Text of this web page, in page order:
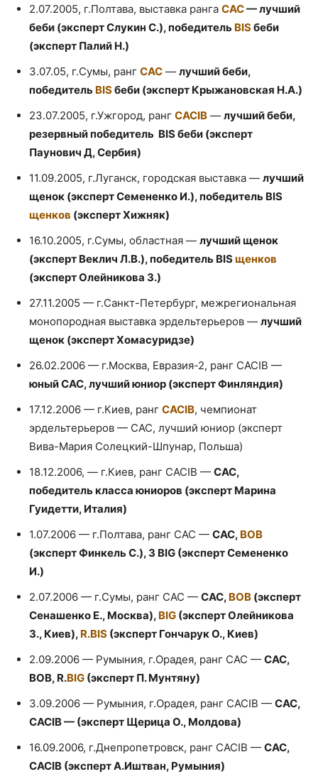
2.07.2005, г.Полтава, выставка ранга САС— лучший
беби (эксперт Слукин С.), победитель BISбеби
(эксперт Палий Н.)
3.07.05, г.Сумы, ранг САС — лучший беби,
победитель BISбеби (эксперт Крыжановская Н.А.)
23.07.2005, г.Ужгород, ранг CACIB — лучший беби,
резервный победитель BIS беби (эксперт
Паунович Д, Сербия)
11.09.2005, г.Луганск, городская выставка — лучший
щенок (эксперт Семененко И.), победитель BIS
щенков (эксперт Хижняк)
16.10.2005, г.Сумы, областная — лучший щенок
(эксперт Веклич Л.В.), победитель BISщенков
(эксперт Олейникова З.)
27.11.2005 — г.Санкт-Петербург, межрегиональная
монопородная выставка эрдельтерьеров — лучший
щенок (эксперт Хомасуридзе)
26.02.2006 — г.Москва, Евразия-2, ранг СACIB —
юный САС, лучший юниор (эксперт Финляндия)
17.12.2006 — г.Киев, ранг CACIB, чемпионат
эрдельтерьеров — САС, лучший юниор (эксперт
Вива-Мария Солецкий-Шпунар, Польша)
18.12.2006, — г.Киев, ранг CACIB — САС,
победитель класса юниоров (эксперт Марина
Гуидетти, Италия)
1.07.2006 — г.Полтава, ранг САС — САС, ВОВ
(эксперт Финкель С.), 3 ВIG (эксперт Семененко
И.)
2.07.2006 — г.Сумы, ранг САС — САС, ВОВ (эксперт
Сенашенко Е., Москва), BIG (эксперт Олейникова
З., Киев), R.BIS (эксперт Гончарук О., Киев)
2.09.2006 — Румыния, г.Орадея, ранг САС — САС,
ВОВ, R.BIG (эксперт П. Мунтяну)
3.09.2006 — Румыния, г.Орадея, ранг CACIB — СAC,
CACIB — (эксперт Щерица О., Молдова)
16.09.2006, г.Днепропетровск, ранг CACIB — CAC,
CACIB (эксперт А.Иштван, Румыния)